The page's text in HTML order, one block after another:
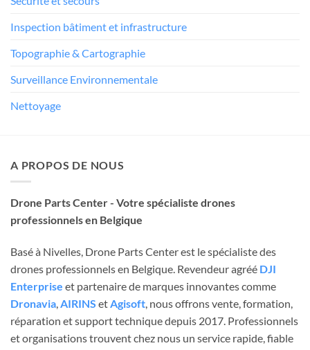
Inspection bâtiment et infrastructure
Topographie & Cartographie
Surveillance Environnementale
Nettoyage
A PROPOS DE NOUS
Drone Parts Center - Votre spécialiste drones
professionnels en Belgique
Basé à Nivelles, Drone Parts Center est le spécialiste des
drones professionnels en Belgique. Revendeur agréé DJI
Enterprise et partenaire de marques innovantes comme
Dronavia,AIRINS etAgisoft, nous offrons vente, formation,
réparation et support technique depuis 2017. Professionnels
et organisations trouvent chez nous un service rapide, fiable